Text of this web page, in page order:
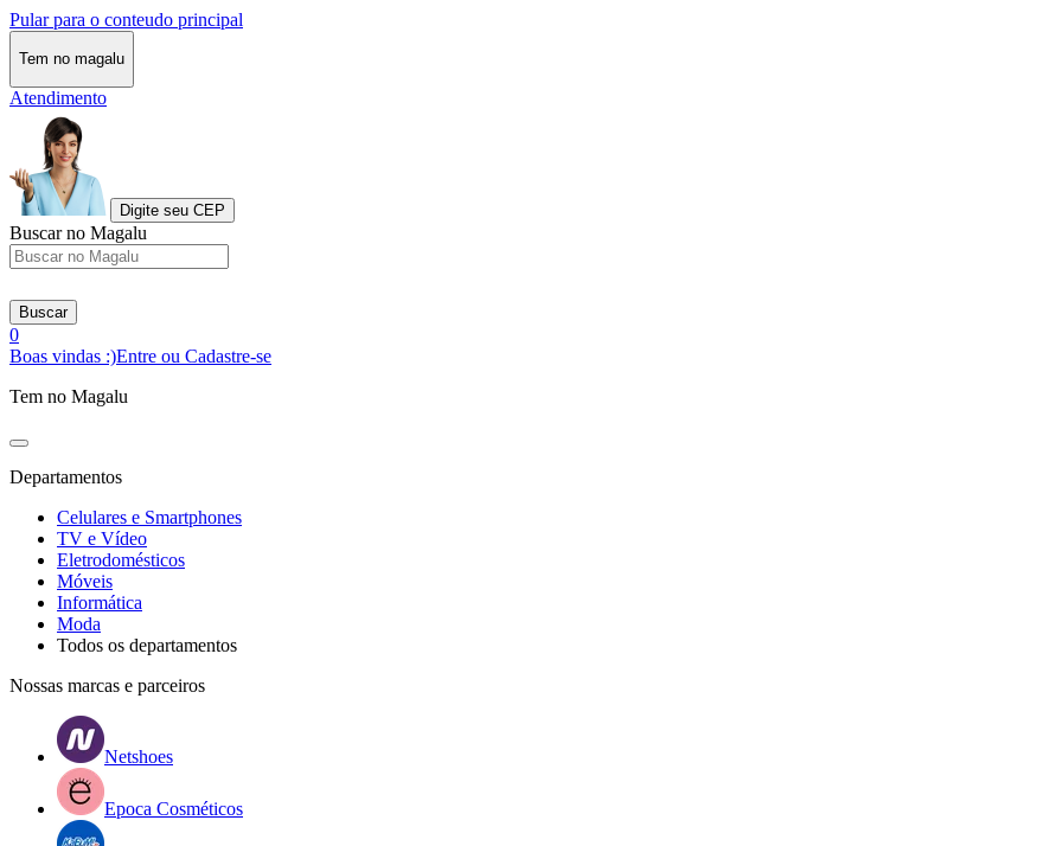
Pular para o conteudo principal
Tem no magalu
Atendimento
Digite seu CEP
Buscar no Magalu
Buscar
0
Boas vindas :)Entre ou Cadastre-se
Tem no Magalu
Departamentos
Celulares e Smartphones
TV e Vídeo
Eletrodomésticos
Móveis
Informática
Moda
Todos os departamentos
Nossas marcas e parceiros
Netshoes
Epoca Cosméticos